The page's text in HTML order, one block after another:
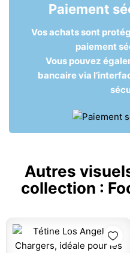
Paiement
Vos achats sont
paiement
Vous pouvez
bancaire via
Autres
collection :